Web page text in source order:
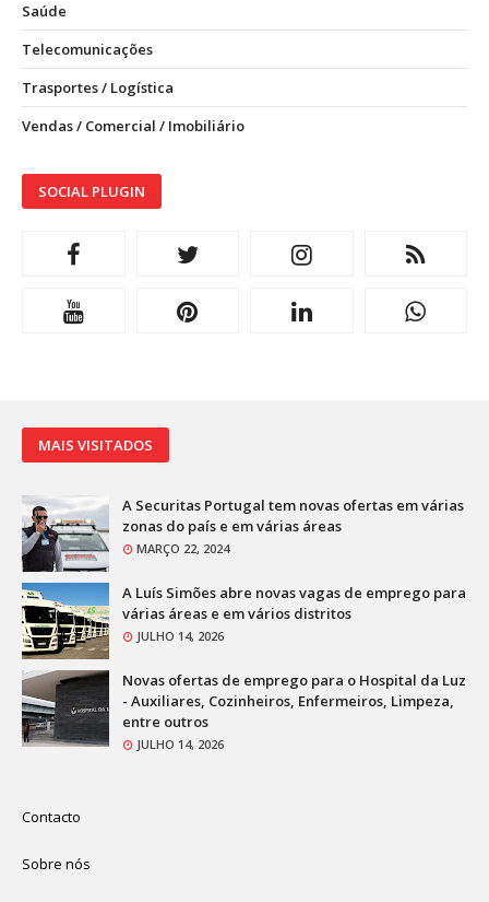
Saúde
Telecomunicações
Trasportes / Logística
Vendas / Comercial / Imobiliário
SOCIAL PLUGIN
MAIS VISITADOS
A Securitas Portugal tem novas ofertas em várias
zonas do país e em várias áreas
MARÇO 22, 2024
A Luís Simões abre novas vagas de emprego para
várias áreas e em vários distritos
JULHO 14, 2026
Novas ofertas de emprego para o Hospital da Luz
- Auxiliares, Cozinheiros, Enfermeiros, Limpeza,
entre outros
JULHO 14, 2026
Contacto
Sobre nós